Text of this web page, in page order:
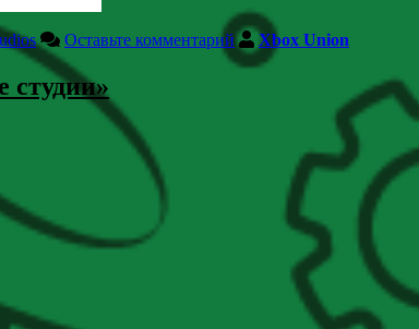
Оставьте комментарий Xbox Union
студии»